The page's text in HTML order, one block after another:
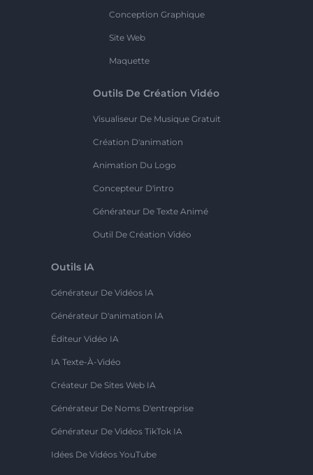
Conception Graphique
Site Web
Maquette
Outils De Création Vidéo
Visualiseur De Musique Gratuit
Création D'animation
Animation Du Logo
Concepteur D'intro
Générateur De Texte Animé
Outil De Création Vidéo
Outils IA
Générateur De Vidéos IA
Générateur D'animation IA
Éditeur Vidéo IA
IA Texte-À-Vidéo
Créateur De Sites Web IA
Générateur De Noms D'entreprise
Générateur De Vidéos TikTok IA
Idées De Vidéos YouTube